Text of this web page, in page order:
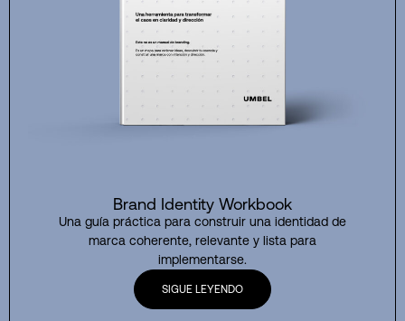
Brand Identity Workbook
Una guía práctica para construir una identidad de
marca coherente, relevante y lista para
implementarse.
SIGUE LEYENDO